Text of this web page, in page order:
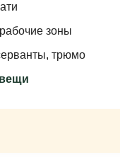
зоны
трюмо